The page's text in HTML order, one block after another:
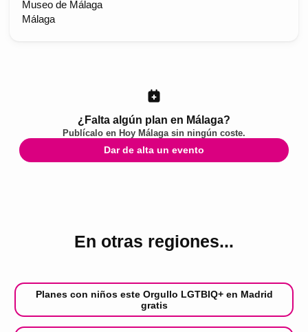
Museo de Málaga
Málaga
¿Falta algún plan en Málaga?
Publícalo en Hoy Málaga sin ningún coste.
Dar de alta un evento
En otras regiones...
Planes con niños este Orgullo LGTBIQ+ en Madrid
gratis